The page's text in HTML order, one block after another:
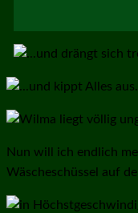
Nun will ich endlich
Wäscheschüssel auf